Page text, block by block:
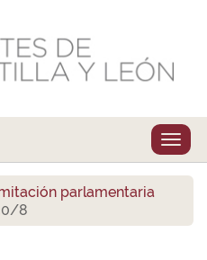
parlamentaria
8